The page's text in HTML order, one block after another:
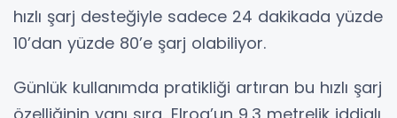
hızlı şarj desteğiyle sadece 24 dakikada yüzde
10’dan yüzde 80’e şarj olabiliyor.
Günlük kullanımda pratikliği artıran bu hızlı şarj